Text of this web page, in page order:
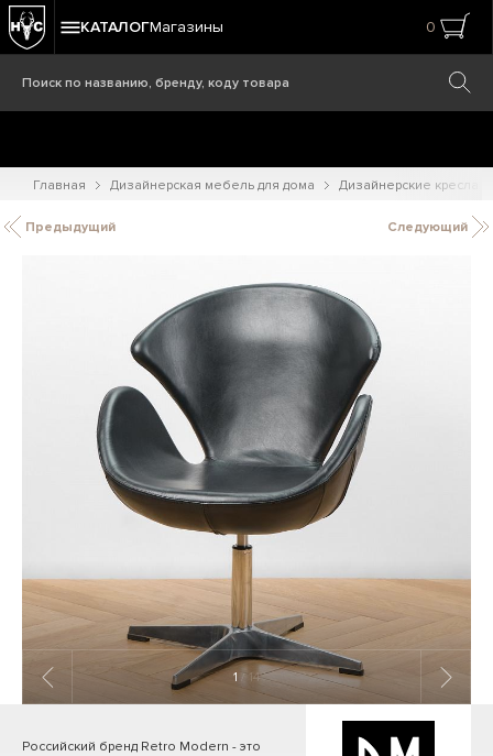
КАТАЛОГМагазины 0
Главная Дизайнерская мебель для дома Дизайнерские кресла
Предыдущий Следующий
1 / 14
Российский бренд Retro Modern - это